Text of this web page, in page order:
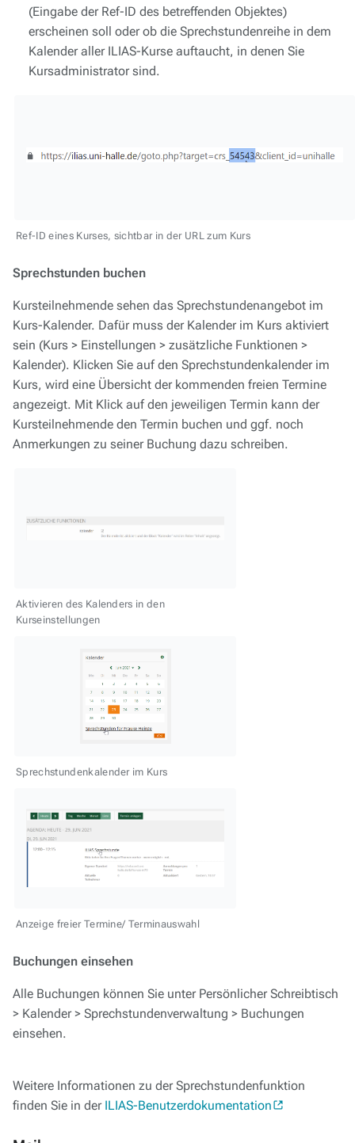
(Eingabe der Ref-ID des betreffenden Objektes)
erscheinen soll oder ob die Sprechstundenreihe in dem
Kalender aller ILIAS-Kurse auftaucht, in denen Sie
Kursadministrator sind.
Ref-ID eines Kurses, sichtbar in der URL zum Kurs
Sprechstunden buchen
Kursteilnehmende sehen das Sprechstundenangebot im
Kurs-Kalender. Dafür muss der Kalender im Kurs aktiviert
sein (Kurs > Einstellungen > zusätzliche Funktionen >
Kalender). Klicken Sie auf den Sprechstundenkalender im
Kurs, wird eine Übersicht der kommenden freien Termine
angezeigt. Mit Klick auf den jeweiligen Termin kann der
Kursteilnehmende den Termin buchen und ggf. noch
Anmerkungen zu seiner Buchung dazu schreiben.
Aktivieren des Kalenders in den
Kurseinstellungen
Sprechstundenkalender im Kurs
Anzeige freier Termine/ Terminauswahl
Buchungen einsehen
Alle Buchungen können Sie unter Persönlicher Schreibtisch
> Kalender > Sprechstundenverwaltung > Buchungen
einsehen.
Weitere Informationen zu der Sprechstundenfunktion
finden Sie in der ILIAS-Benutzerdokumentation